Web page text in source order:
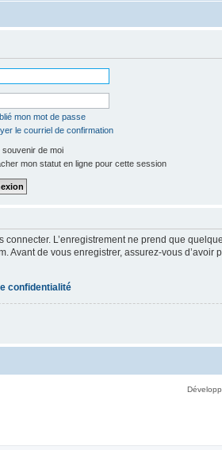
mon mot de passe
le courriel de confirmation
souvenir de moi
mon statut en ligne pour cette session
connecter. L’enregistrement ne prend que
Avant de vous enregistrer, assurez-vous
confidentialité